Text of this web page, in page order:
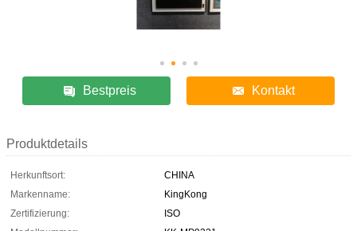
Bestpreis Kontakt
Produktdetails
Herkunftsort:
CHINA
Markenname:
KingKong
Zertifizierung:
ISO